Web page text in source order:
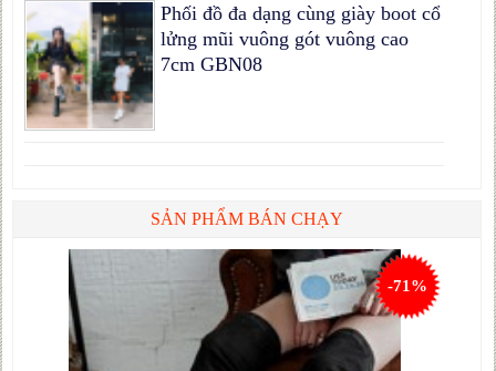
Phối đồ đa dạng cùng giày boot cổ
lửng mũi vuông gót vuông cao
7cm GBN08
SẢN PHẨM BÁN CHẠY
-71%